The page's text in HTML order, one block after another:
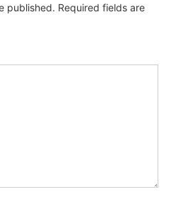
published. Required fields are